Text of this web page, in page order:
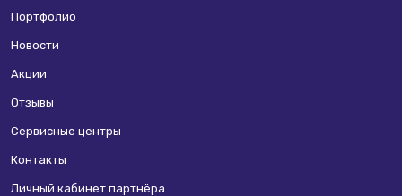
Портфолио
Новости
Акции
Отзывы
Сервисные центры
Контакты
Личный кабинет партнёра